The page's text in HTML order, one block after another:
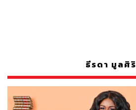
ธีรดา มูลศิริ